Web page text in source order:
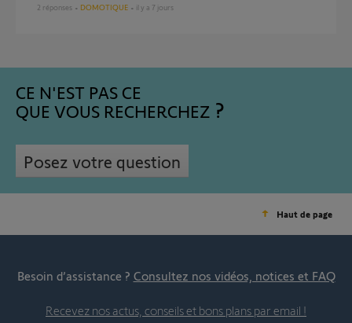
2 réponses DOMOTIQUE il y a 7 jours
CE N'EST PAS CE
QUE VOUS RECHERCHEZ
Posez votre question
Haut de page
Besoin d’assistance ? Consultez nos vidéos, notices et FAQ
Recevez nos actus, conseils et bons plans par email !